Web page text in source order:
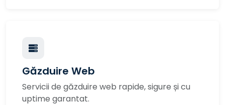
Găzduire Web
Servicii de găzduire web rapide, sigure și cu
uptime garantat.